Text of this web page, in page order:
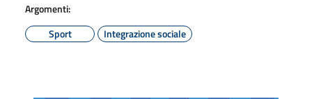
Argomenti:
Sport
Integrazione sociale